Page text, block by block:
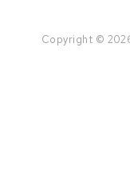
Copyright ©